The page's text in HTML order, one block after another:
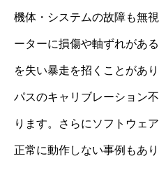
機体・システムの故障も無
ーターに損傷や軸ずれがあ
を失い暴走を招くことがあ
パスのキャリブレーション
ります。さらにソフトウェ
正常に動作しない事例もあ